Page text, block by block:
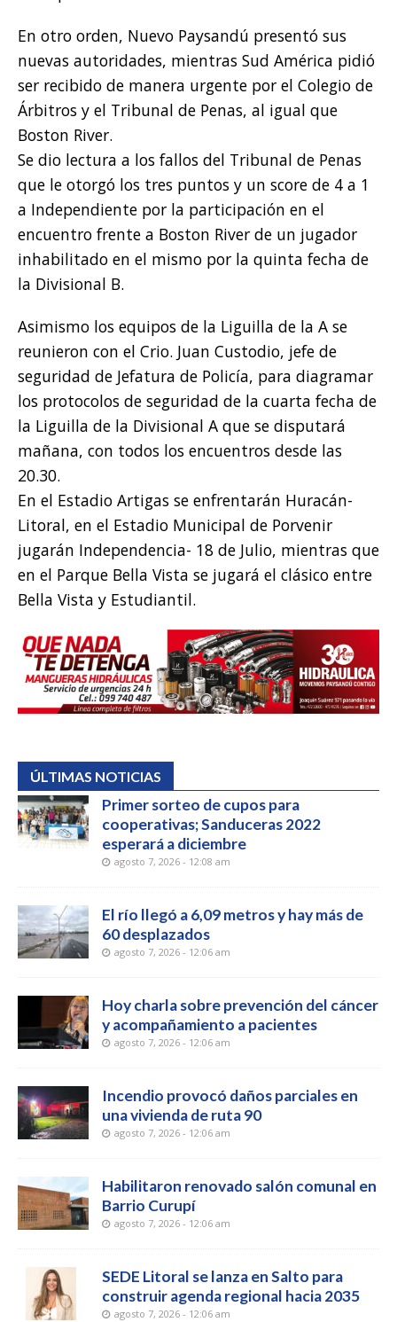
En otro orden, Nuevo Paysandú presentó sus
nuevas autoridades, mientras Sud América pidió
ser recibido de manera urgente por el Colegio de
Árbitros y el Tribunal de Penas, al igual que
Boston River.
Se dio lectura a los fallos del Tribunal de Penas
que le otorgó los tres puntos y un score de 4 a 1
a Independiente por la participación en el
encuentro frente a Boston River de un jugador
inhabilitado en el mismo por la quinta fecha de
la Divisional B.
Asimismo los equipos de la Liguilla de la A se
reunieron con el Crio. Juan Custodio, jefe de
seguridad de Jefatura de Policía, para diagramar
los protocolos de seguridad de la cuarta fecha de
la Liguilla de la Divisional A que se disputará
mañana, con todos los encuentros desde las
20.30.
En el Estadio Artigas se enfrentarán Huracán-
Litoral, en el Estadio Municipal de Porvenir
jugarán Independencia- 18 de Julio, mientras que
en el Parque Bella Vista se jugará el clásico entre
Bella Vista y Estudiantil.
ÚLTIMAS NOTICIAS
Primer sorteo de cupos para
cooperativas; Sanduceras 2022
esperará a diciembre
agosto 7, 2026 - 12:08 am
El río llegó a 6,09 metros y hay más de
60 desplazados
agosto 7, 2026 - 12:06 am
Hoy charla sobre prevención del cáncer
y acompañamiento a pacientes
agosto 7, 2026 - 12:06 am
Incendio provocó daños parciales en
una vivienda de ruta 90
agosto 7, 2026 - 12:06 am
Habilitaron renovado salón comunal en
Barrio Curupí
agosto 7, 2026 - 12:06 am
SEDE Litoral se lanza en Salto para
construir agenda regional hacia 2035
agosto 7, 2026 - 12:06 am